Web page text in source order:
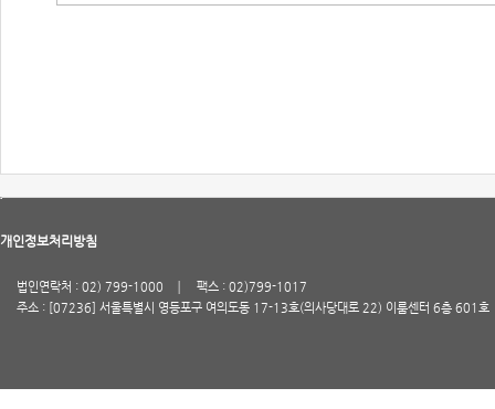
개인정보처리방침
법인연락처 : 02) 799-1000
팩스 : 02)799-1017
주소 : [07236] 서울특별시 영등포구 여의도동 17-13호(의사당대로 22) 이룸센터 6층 601호